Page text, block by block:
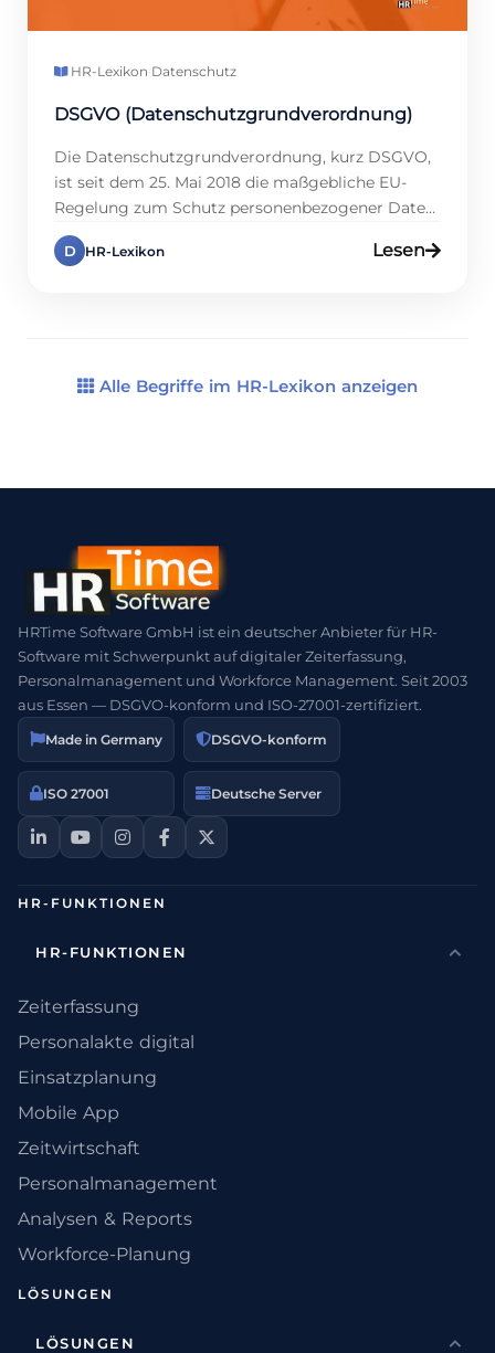
HR-Lexikon·Datenschutz
DSGVO (Datenschutzgrundverordnung)
Die Datenschutzgrundverordnung, kurz DSGVO,
ist seit dem 25. Mai 2018 die maßgebliche EU-
Regelung zum Schutz personenbezogener Daten.
Sie gilt für über 445 Millionen EU-Bürger und
zwingt Unternehmen, Datensicherheit und
D HR-Lexikon Lesen
Alle Begriffe im HR-Lexikon anzeigen
HRTime Software GmbH ist ein deutscher Anbieter für HR-
Software mit Schwerpunkt auf digitaler Zeiterfassung,
Personalmanagement und Workforce Management. Seit 2003
aus Essen — DSGVO-konform und ISO-27001-zertifiziert.
Made in Germany DSGVO-konform
ISO 27001 Deutsche Server
HR-FUNKTIONEN
HR-FUNKTIONEN
Zeiterfassung
Personalakte digital
Einsatzplanung
Mobile App
Zeitwirtschaft
Personalmanagement
Analysen & Reports
Workforce-Planung
LÖSUNGEN
LÖSUNGEN